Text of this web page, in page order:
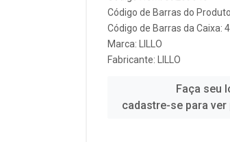
Código de Barras do
Código de Barras da Caixa:
Marca:
LILLO
Fabricante:
LILLO
Faça seu
cadastre-se para